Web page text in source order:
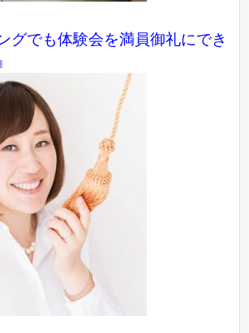
グでも体験会を満員御礼にでき